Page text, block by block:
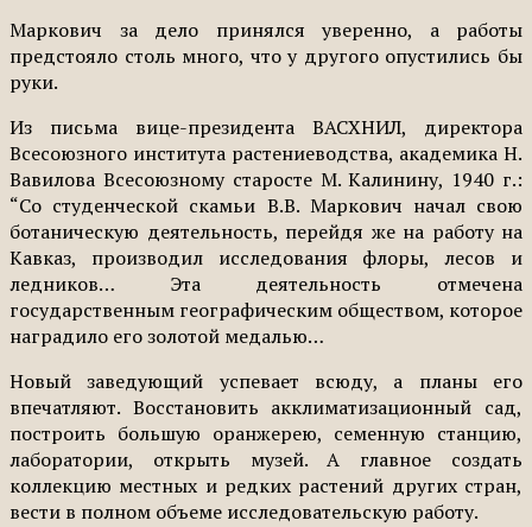
Маркович за дело принялся уверенно, а работы
предстояло столь много, что у другого опустились бы
руки.
Из письма вице-президента ВАСХНИЛ, директора
Всесоюзного института растениеводства, академика Н.
Вавилова Всесоюзному старосте М. Калинину, 1940 г.:
“Со студенческой скамьи В.В. Маркович начал свою
ботаническую деятельность, перейдя же на работу на
Кавказ, производил исследования флоры, лесов и
ледников… Эта деятельность отмечена
государственным географическим обществом, которое
наградило его золотой медалью…
Новый заведующий успевает всюду, а планы его
впечатляют. Восстановить акклиматизационный сад,
построить большую оранжерею, семенную станцию,
лаборатории, открыть музей. А главное создать
коллекцию местных и редких растений других стран,
вести в полном объеме исследовательскую работу.